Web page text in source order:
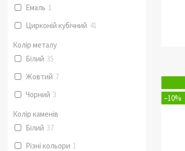
–10%
Емаль 1
Цирконій кубічний 41
Колір металу
Білий 35
Жовтий 7
Чорний 3
Колір каменів
Білий 37
Різні кольори 1